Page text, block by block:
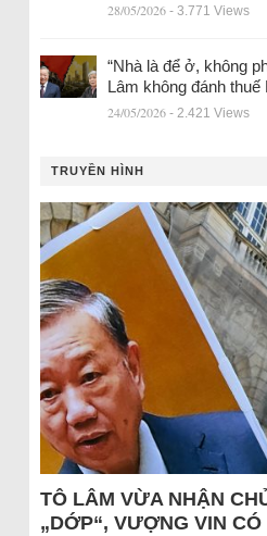
28/05/2026 - 3.771 Views
“Nhà là để ở, không
Lâm không đánh
24/05/2026 - 2.421 Views
TRUYỀN HÌNH
TÔ LÂM VỪA NHẬN
„DỚP“, VƯỢNG VIN